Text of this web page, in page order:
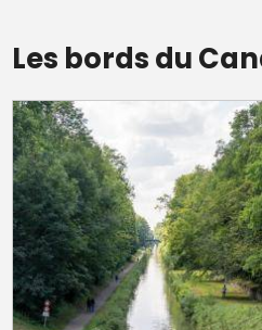
Les bords du